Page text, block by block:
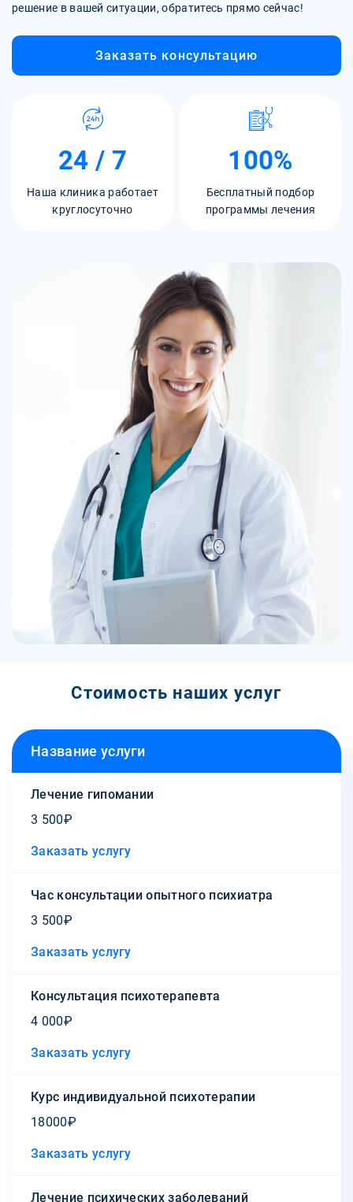
решение в вашей ситуации, обратитесь прямо сейчас!
Заказать консультацию
24 / 7
Наша клиника работает
круглосуточно
100%
Бесплатный подбор
программы лечения
Стоимость наших услуг
Название услуги
Лечение гипомании
3 500₽
Заказать услугу
Час консультации опытного психиатра
3 500₽
Заказать услугу
Консультация психотерапевта
4 000₽
Заказать услугу
Курс индивидуальной психотерапии
18000₽
Заказать услугу
Лечение психических заболеваний